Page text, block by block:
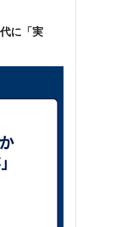
に「実